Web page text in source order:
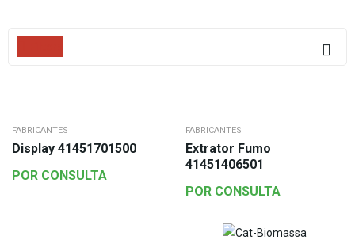
FABRICANTES
Display 41451701500
POR CONSULTA
FABRICANTES
Extrator Fumo
41451406501
POR CONSULTA